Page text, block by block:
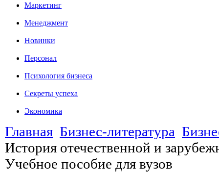
Маркетинг
Менеджмент
Новинки
Персонал
Психология бизнеса
Секреты успеха
Экономика
Главная Бизнес-литература
История отечественной и
Учебное пособие для вузов